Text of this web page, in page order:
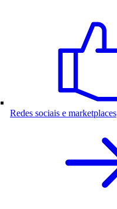
Redes sociais e marketplaces